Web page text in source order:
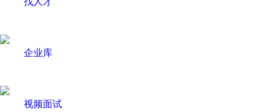
企业库
视频面试